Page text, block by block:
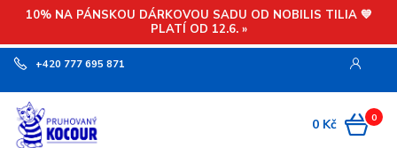
10% NA PÁNSKOU DÁRKOVOU SADU OD NOBILIS TILIA 💙
PLATÍ OD 12.6. »
+420 777 695 871
0
0 Kč